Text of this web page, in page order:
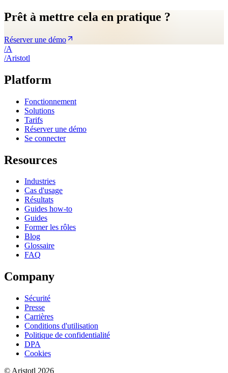
Prêt à mettre cela en pratique ?
Réserver une démo
/A
/Aristotl
Platform
Fonctionnement
Solutions
Tarifs
Réserver une démo
Se connecter
Resources
Industries
Cas d'usage
Résultats
Guides how-to
Guides
Former les rôles
Blog
Glossaire
FAQ
Company
Sécurité
Presse
Carrières
Conditions d'utilisation
Politique de confidentialité
DPA
Cookies
© Aristotl 2026